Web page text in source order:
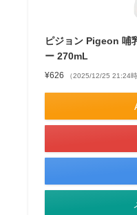
ピジョン Pigeon 哺
ー 270mL
¥626 （2025/12/25 21:24